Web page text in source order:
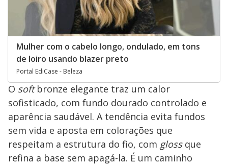
Mulher com o cabelo longo, ondulado, em tons
de loiro usando blazer preto
Portal EdiCase - Beleza
O softbronze elegante traz um calor
sofisticado, com fundo dourado controlado e
aparência saudável. A tendência evita fundos
sem vida e aposta em colorações que
respeitam a estrutura do fio, com gloss que
refina a base sem apagá-la. É um caminho